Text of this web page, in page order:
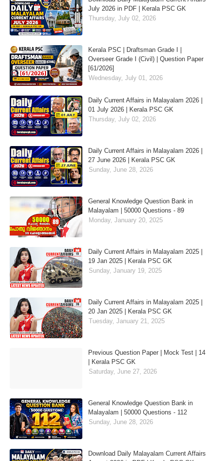
July 2026 in PDF | Kerala PSC GK
Thursday, July 02, 2026
Kerala PSC | Draftsman Grade I |
Overseer Grade I (Civil) | Question Paper
[61/2026]
Wednesday, July 01, 2026
Daily Current Affairs in Malayalam 2026 |
01 July 2026 | Kerala PSC GK
Thursday, July 02, 2026
Daily Current Affairs in Malayalam 2026 |
27 June 2026 | Kerala PSC GK
Sunday, June 28, 2026
General Knowledge Question Bank in
Malayalam | 50000 Questions - 89
Monday, January 20, 2025
Daily Current Affairs in Malayalam 2025 |
19 Jan 2025 | Kerala PSC GK
Sunday, January 19, 2025
Daily Current Affairs in Malayalam 2025 |
20 Jan 2025 | Kerala PSC GK
Tuesday, January 21, 2025
Previous Question Paper | Mock Test | 14
| Kerala PSC GK
Saturday, June 27, 2026
General Knowledge Question Bank in
Malayalam | 50000 Questions - 112
Sunday, June 28, 2026
Download Daily Malayalam Current Affairs